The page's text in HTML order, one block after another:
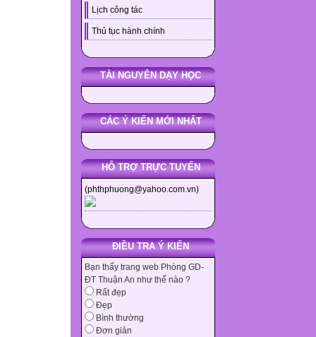
Lịch công tác
Thủ tục hành chính
TÀI NGUYÊN DẠY HỌC
CÁC Ý KIẾN MỚI NHẤT
HỖ TRỢ TRỰC TUYẾN
(phthphuong@yahoo.com.vn)
ĐIỀU TRA Ý KIẾN
Bạn thấy trang web Phòng GD-
ĐT Thuận An như thế nào ?
Rất đẹp
Đẹp
Bình thường
Đơn giản